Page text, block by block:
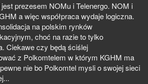
prezesem NOMu i Telenergo. NOM i
a więc współpraca wydaje logiczna.
na polskim rynków
choć na razie to tylko
Ciekawe czy będą ściślej
z Polkomtelem w którym KGHM ma
nie bo Polkomtel mysli o swojej sieci